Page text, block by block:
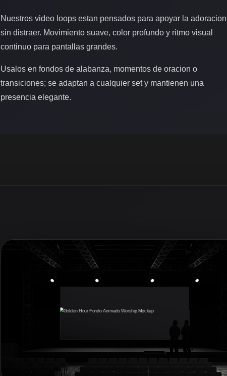
Nuestros video loops estan pensados para apoyar la adoracion
sin distraer. Movimiento suave, color profundo y ritmo visual
continuo para pantallas grandes.
Usalos en fondos de alabanza, momentos de oracion o
transiciones; se adaptan a cualquier set y mantienen una
presencia elegante.